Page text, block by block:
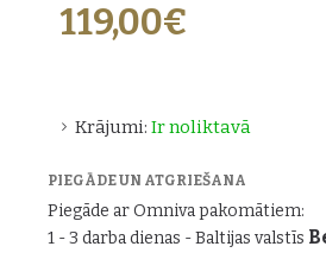
Krājumi: Ir noliktavā
119,00€
PIEGĀDE UN ATGRIEŠANA
Piegāde ar Omniva pakomātiem:
1 - 3 darba dienas - Baltijas valstīs